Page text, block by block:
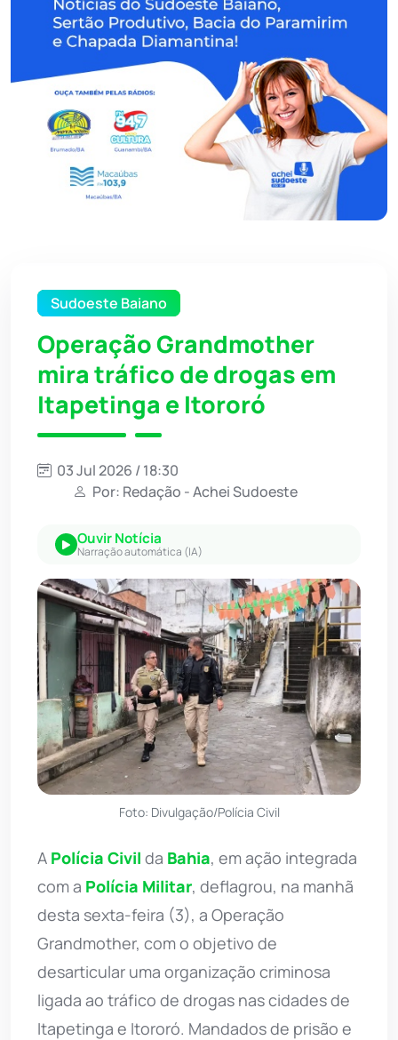
Sudoeste Baiano
Operação Grandmother
mira tráfico de drogas em
Itapetinga e Itororó
03 Jul 2026 / 18:30
Por: Redação - Achei Sudoeste
Ouvir Notícia
Narração automática (IA)
Foto: Divulgação/Polícia Civil
A Polícia Civil da Bahia, em ação integrada
com a Polícia Militar, deflagrou, na manhã
desta sexta-feira (3), a Operação
Grandmother, com o objetivo de
desarticular uma organização criminosa
ligada ao tráfico de drogas nas cidades de
Itapetinga e Itororó. Mandados de prisão e